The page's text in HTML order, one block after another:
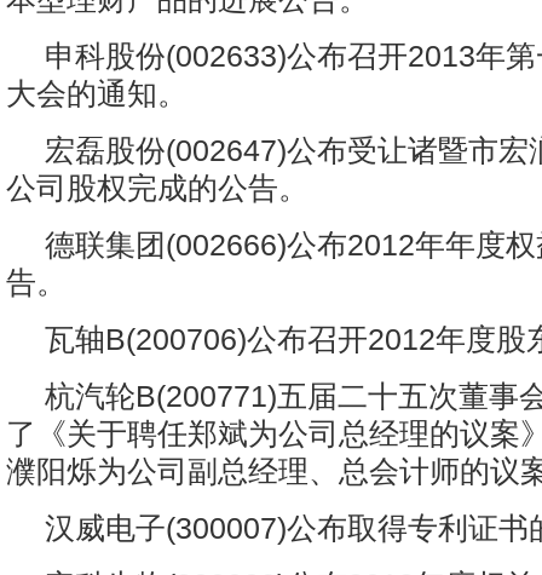
申科股份(002633)公布召开2013年
大会的通知。
宏磊股份(002647)公布受让诸暨市宏
公司股权完成的公告。
德联集团(002666)公布2012年年度
告。
瓦轴B(200706)公布召开2012年度股
杭汽轮B(200771)五届二十五次董事
了《关于聘任郑斌为公司总经理的议案
濮阳烁为公司副总经理、总会计师的议
汉威电子(300007)公布取得专利证书